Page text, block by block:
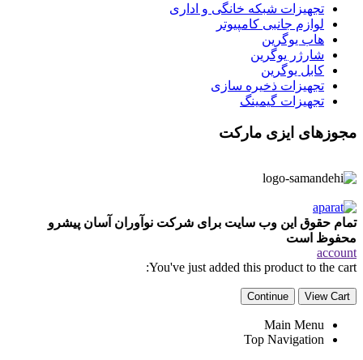
تجهیزات شبکه خانگی و اداری
لوازم جانبی کامپیوتر
هاب یوگرین
شارژر یوگرین
کابل یوگرین
تجهیزات ذخیره سازی
تجهیزات گیمینگ
مجوزهای ایزی مارکت
تمام حقوق این وب سایت برای شرکت نوآوران آسان پیشرو
محفوظ است
account
You've just added this product to the cart:
View Cart
Continue
Main Menu
Top Navigation